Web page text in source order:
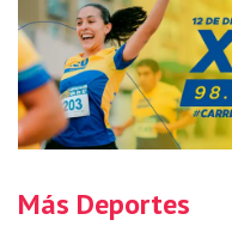
Más Deportes